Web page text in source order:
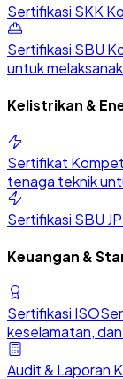
Sertifikasi SKK
Sertifikasi SBU
untuk
Kelistrikan &
Sertifikat
tenaga teknik
Sertifikasi SBU
Keuangan &
Sertifikasi ISO
keselamatan,
Audit & Laporan